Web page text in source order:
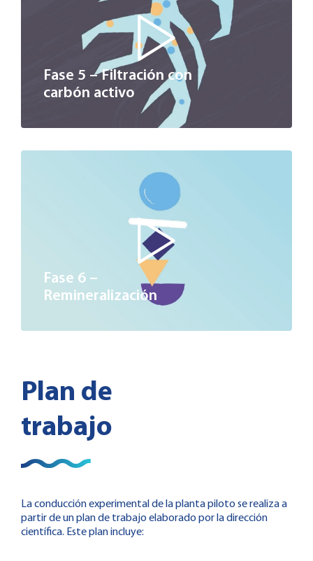
Fase 5 – Filtración con
carbón activo
Fase 6 –
Remineralización
Plan de
trabajo
La conducción experimental de la planta piloto se realiza a
partir de un plan de trabajo elaborado por la dirección
científica. Este plan incluye: